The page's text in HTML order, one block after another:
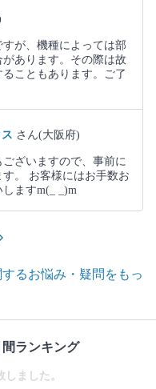
が、機種によっては部
あります。その際は故
こともあります。ご了
さん(大阪府)
ざいますので、事前に
。 お客様にはお手数お
ますm(_ _)m
るお悩み・疑問をもっ
ランキング
ました。